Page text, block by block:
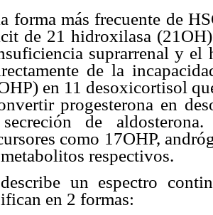
forma más frecuente de
de 21 hidroxilasa (21OH)
suprarrenal y el
de la
en 11 desoxicortisol
progesterona en
de
como 17OHP,
respectivos.
un espectro
en 2 formas: